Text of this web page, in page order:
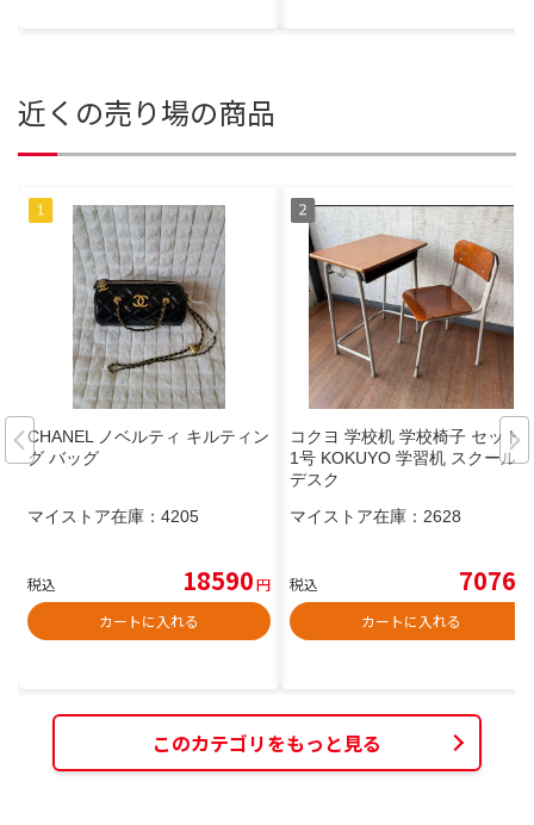
近くの売り場の商品
CHANEL ノベルティ キルティン
グ バッグ
マイストア在庫： 4205
税込 18590円
カートに入れる
コクヨ 学校机 学校椅子 セット
1号 KOKUYO 学習机 スクール
デスク
マイストア在庫： 2628
税込 7076
カートに入れる
このカテゴリをもっと見る